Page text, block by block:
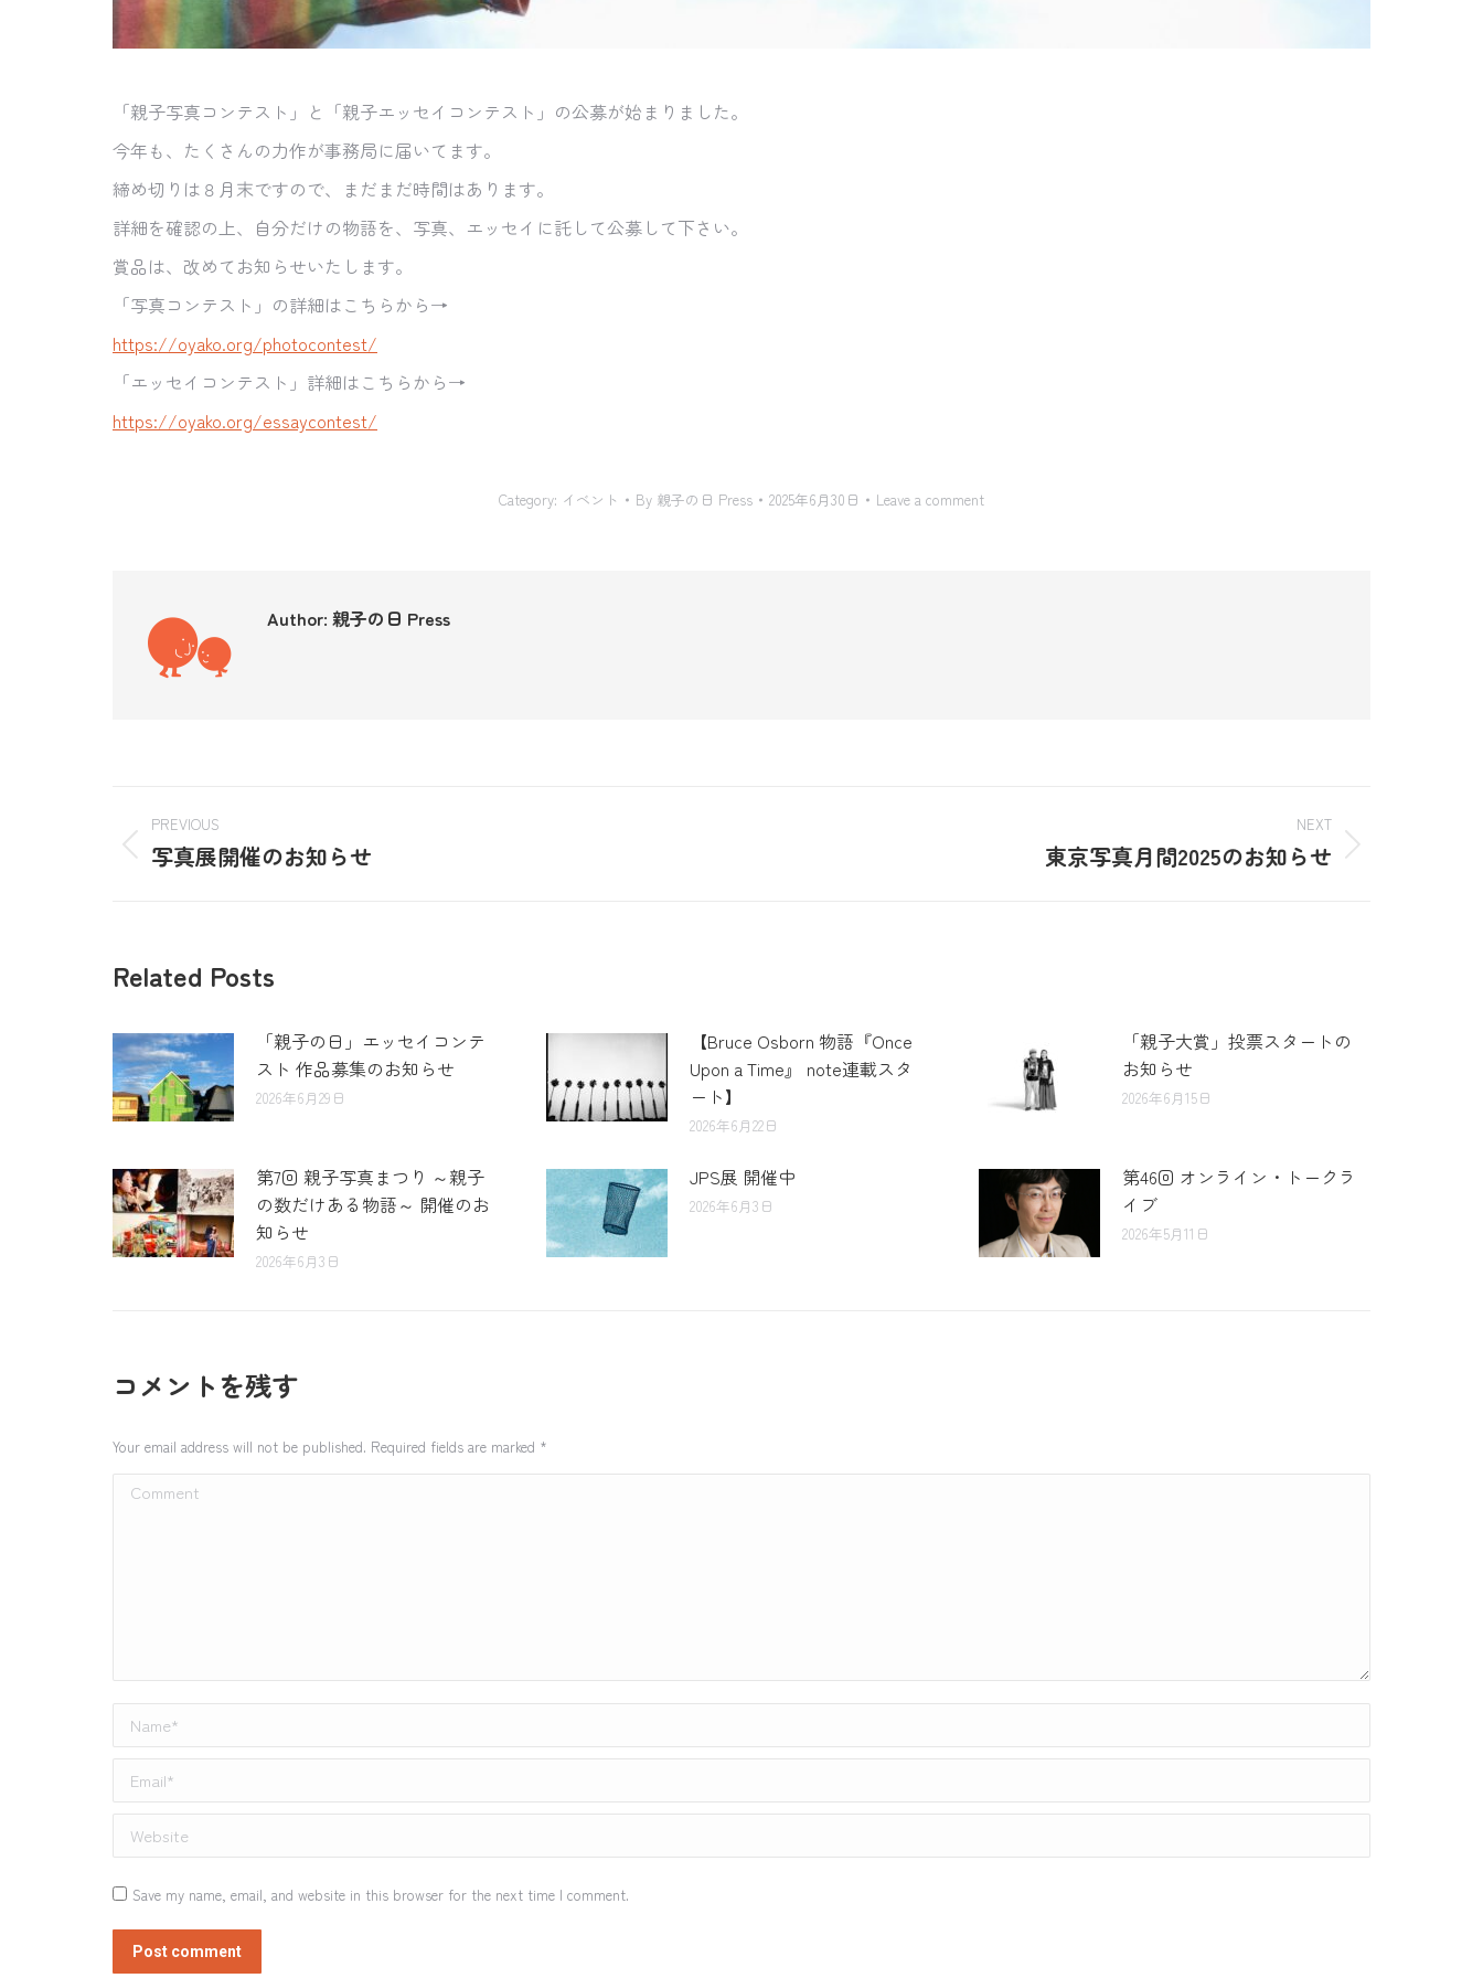
「親子写真コンテスト」と「親子エッセイコンテスト」 の公募が始まりました。
今年も、たくさんの力作が事務局に届いてます。
締め切りは８月末ですので、まだまだ時間はあります。
詳細を確認の上、自分だけの物語を、写真、 エッセイに託して公募して下さい。
賞品は、改めてお知らせいたします。
「写真コンテスト」の詳細はこちらから→
https://oyako.org/photocontest/
「エッセイコンテスト」詳細はこちらから→
https://oyako.org/essaycontest/
Category: イベント By 親子の日 Press 2025年6月30日 Leave a comment
Author: 親子の日 Press
PREVIOUS
写真展開催のお知らせ
NEXT
東京写真月間2025のお知らせ
Related Posts
「親子の日」エッセイコンテ
スト 作品募集のお知らせ
2026年6月29日
【Bruce Osborn 物語『Once
Upon a Time』 note連載スタ
ート】
2026年6月22日
「親子大賞」投票スタートの
お知らせ
2026年6月15日
第7回 親子写真まつり ～親子
の数だけある物語～ 開催のお
知らせ
2026年6月3日
JPS展 開催中
2026年6月3日
第46回 オンライン・トークラ
イブ
2026年5月11日
コメントを残す
Your email address will not be published. Required fields are marked *
Comment
Name *
Email *
Website
Save my name, email, and website in this browser for the next time I comment.
Post comment